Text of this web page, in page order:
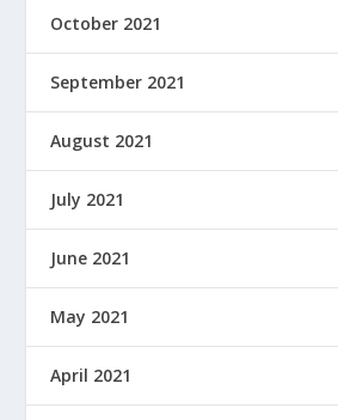
October 2021
September 2021
August 2021
July 2021
June 2021
May 2021
April 2021